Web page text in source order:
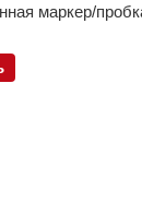
маркер/